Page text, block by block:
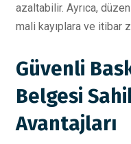
azaltabilir. Ayrıca,
mali kayıplara ve itibar
Güvenli
Belgesi
Avantajları